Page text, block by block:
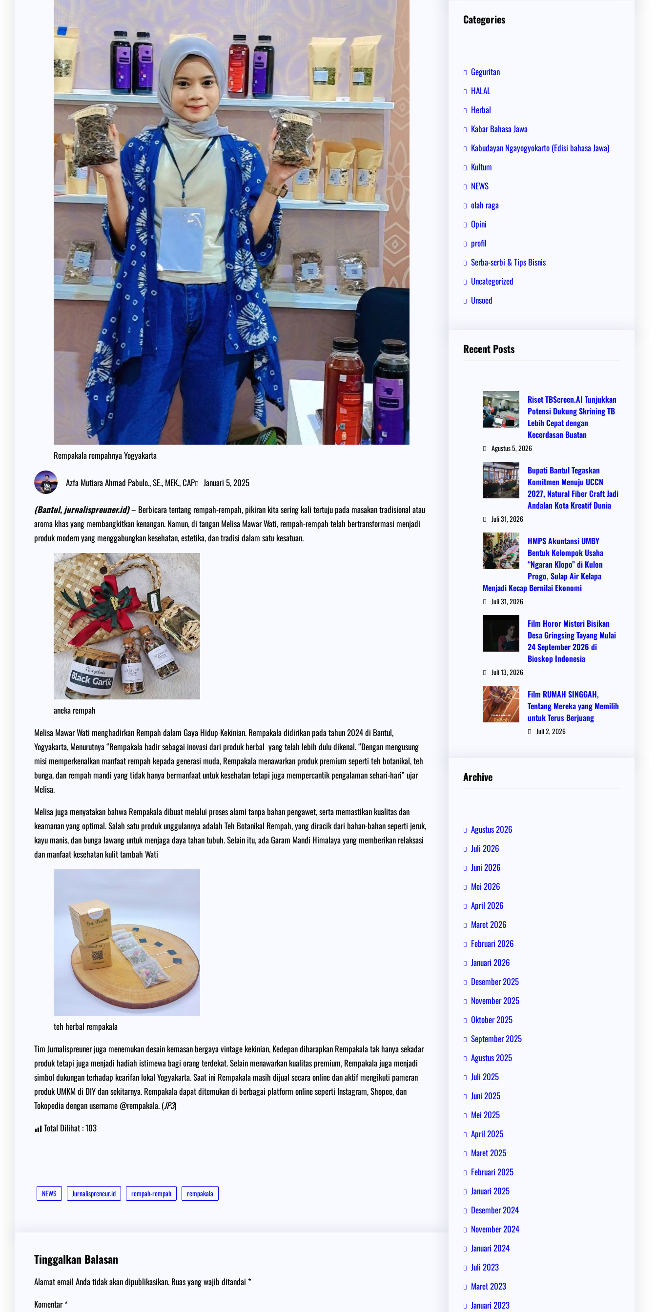
Rempakala rempahnya Yogyakarta
Azfa Mutiara Ahmad Pabulo., SE., MEK., CAP Januari 5, 2025
(Bantul, jurnalispreuner.id)– Berbicara tentang rempah-rempah, pikiran kita sering kali tertuju pada masakan tradisional atau
aroma khas yang membangkitkan kenangan. Namun, di tangan Melisa Mawar Wati, rempah-rempah telah bertransformasi menjadi
produk modern yang menggabungkan kesehatan, estetika, dan tradisi dalam satu kesatuan.
aneka rempah
Melisa Mawar Wati menghadirkan Rempah dalam Gaya Hidup Kekinian. Rempakala didirikan pada tahun 2024 di Bantul,
Yogyakarta, Menurutnya “Rempakala hadir sebagai inovasi dari produk herbal yang telah lebih dulu dikenal. “Dengan mengusung
misi memperkenalkan manfaat rempah kepada generasi muda, Rempakala menawarkan produk premium seperti teh botanikal, teh
bunga, dan rempah mandi yang tidak hanya bermanfaat untuk kesehatan tetapi juga mempercantik pengalaman sehari-hari” ujar
Melisa.
Melisa juga menyatakan bahwa Rempakala dibuat melalui proses alami tanpa bahan pengawet, serta memastikan kualitas dan
keamanan yang optimal. Salah satu produk unggulannya adalah Teh Botanikal Rempah, yang diracik dari bahan-bahan seperti jeruk,
kayu manis, dan bunga lawang untuk menjaga daya tahan tubuh. Selain itu, ada Garam Mandi Himalaya yang memberikan relaksasi
dan manfaat kesehatan kulit tambah Wati
teh herbal rempakala
Tim Jurnalispreuner juga menemukan desain kemasan bergaya vintage kekinian, Kedepan diharapkan Rempakala tak hanya sekadar
produk tetapi juga menjadi hadiah istimewa bagi orang terdekat. Selain menawarkan kualitas premium, Rempakala juga menjadi
simbol dukungan terhadap kearifan lokal Yogyakarta. Saat ini Rempakala masih dijual secara online dan aktif mengikuti pameran
produk UMKM di DIY dan sekitarnya. Rempakala dapat ditemukan di berbagai platform online seperti Instagram, Shopee, dan
Tokopedia dengan username @rempakala. (JP3)
Total Dilihat :103
NEWS Jurnalispreneur.id rempah-rempah rempakala
Tinggalkan Balasan
Alamat email Anda tidak akan dipublikasikan. Ruas yang wajib ditandai *
Komentar*
Categories
Geguritan
HALAL
Herbal
Kabar Bahasa Jawa
Kabudayan Ngayogyokarto (Edisi bahasa Jawa)
Kultum
NEWS
olah raga
Opini
profil
Serba-serbi & Tips Bisnis
Uncategorized
Unsoed
Recent Posts
Riset TBScreen.AI Tunjukkan
Potensi Dukung Skrining TB
Lebih Cepat dengan
Kecerdasan Buatan
Agustus 5, 2026
Bupati Bantul Tegaskan
Komitmen Menuju UCCN
2027, Natural Fiber Craft Jadi
Andalan Kota Kreatif Dunia
Juli 31, 2026
HMPS Akuntansi UMBY
Bentuk Kelompok Usaha
“Ngaran Klopo” di Kulon
Progo, Sulap Air Kelapa
Menjadi Kecap Bernilai Ekonomi
Juli 31, 2026
Film Horor Misteri Bisikan
Desa Gringsing Tayang Mulai
24 September 2026 di
Bioskop Indonesia
Juli 13, 2026
Film RUMAH SINGGAH,
Tentang Mereka yang Memilih
untuk Terus Berjuang
Juli 2, 2026
Archive
Agustus 2026
Juli 2026
Juni 2026
Mei 2026
April 2026
Maret 2026
Februari 2026
Januari 2026
Desember 2025
November 2025
Oktober 2025
September 2025
Agustus 2025
Juli 2025
Juni 2025
Mei 2025
April 2025
Maret 2025
Februari 2025
Januari 2025
Desember 2024
November 2024
Januari 2024
Juli 2023
Maret 2023
Januari 2023